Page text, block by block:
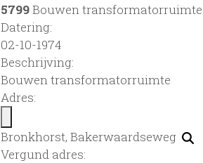
5799Bouwen transformatorruimte
Datering:
02-10-1974
Beschrijving:
Bouwen transformatorruimte
Adres:
Bronkhorst, Bakerwaardseweg
Vergund adres: